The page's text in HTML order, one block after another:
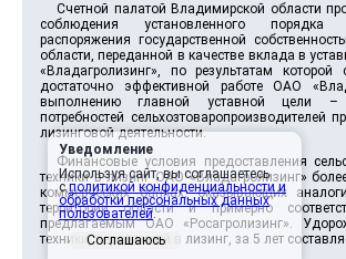
Счетной палатой Владимирской области
соблюдения установленного
распоряжения государственной
области, переданной в качестве вклада в
«Владагролизинг», по результатам
достаточно эффективной работе ОАО
выполнению главной уставной цели –
потребностей сельхозтоваропроизводителей
лизинговой деятельности.
Финансовые условия предоставления
техники в лизинг ОАО «Владагролизинг»
коммерческих банках, оказывающих
территории области и примерно
предлагаемым ОАО «Росагролизинг».
техники, переданной в лизинг, за 5 лет
Уведомление
Используя сайт, вы соглашаетесь
сполитикой конфиденциальности и
обработки персональных данных
пользователей.
Соглашаюсь